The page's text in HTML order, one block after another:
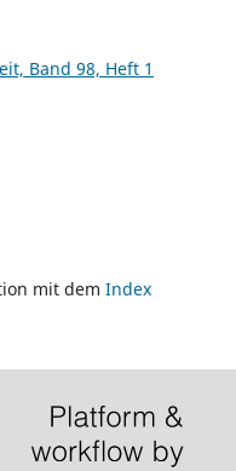
Band 98, Heft 1
mit dem Index